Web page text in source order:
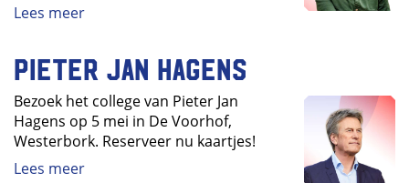
Lees meer
Pieter Jan Hagens
Bezoek het college van Pieter Jan
Hagens op 5 mei in De Voorhof,
Westerbork. Reserveer nu kaartjes!
Lees meer